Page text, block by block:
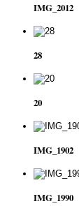
IMG_2012
28
20
IMG_1902
IMG_1990